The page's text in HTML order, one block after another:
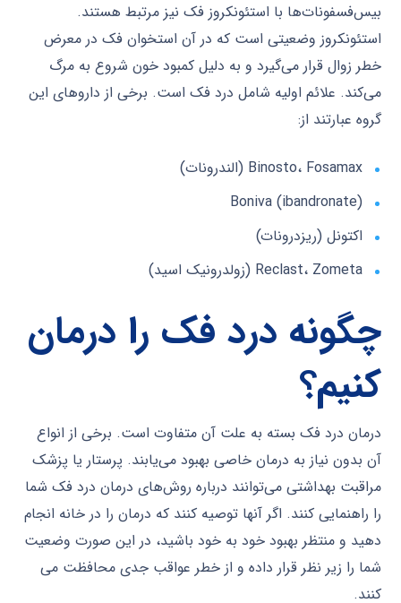
بیس‌فسفونات‌ها با استئونکروز فک نیز مرتبط هستند.
استئونکروز وضعیتی است که در آن استخوان فک در معرض
خطر زوال قرار می‌گیرد و به دلیل کمبود خون شروع به مرگ
می‌کند. علائم اولیه شامل درد فک است. برخی از داروهای این
گروه عبارتند از:
Binosto، Fosamax (الندرونات)
Boniva (ibandronate)
اکتونل (ریزدرونات)
Reclast، Zometa (زولدرونیک اسید)
چگونه درد فک را درمان
کنیم؟
درمان درد فک بسته به علت آن متفاوت است. برخی از انواع
آن بدون نیاز به درمان خاصی بهبود می‌یابند. پرستار یا پزشک
مراقبت بهداشتی می‌توانند درباره روش‌های درمان درد فک شما
را راهنمایی کنند. اگر آنها توصیه کنند که درمان را در خانه انجام
دهید و منتظر بهبود خود به خود باشید، در این صورت وضعیت
شما را زیر نظر قرار داده و از خطر عواقب جدی محافظت می
کنند.